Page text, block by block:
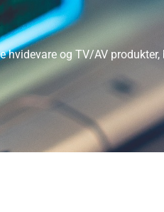
hvidevare og TV/AV produkter,